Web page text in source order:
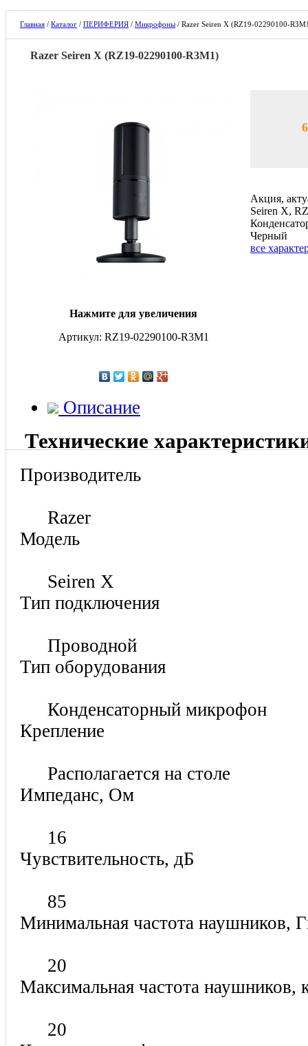
Главная / Каталог / ПЕРИФЕРИЯ / Микрофоны / Razer Seiren X (RZ19-02290100-
Razer Seiren X (RZ19-02290100-R3M1)
Нажмите для увеличения
Артикул: RZ19-02290100-R3M1
Акция,
Seiren X,
Черный
все
Описание
Технические
Производитель
Razer
Модель
Seiren X
Тип подключения
Проводной
Тип оборудования
Конденсаторный микрофон
Крепление
Располагается на столе
Импеданс, Ом
16
Чувствительность, дБ
85
Минимальная частота
20
Максимальная частота
20